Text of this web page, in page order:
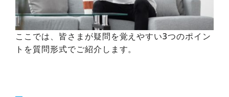
ここでは、皆さまが疑問を覚えやすい3つのポイン
トを質問形式でご紹介します。